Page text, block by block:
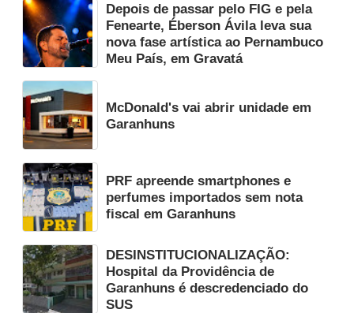
Depois de passar pelo FIG e pela
Fenearte, Éberson Ávila leva sua
nova fase artística ao Pernambuco
Meu País, em Gravatá
McDonald's vai abrir unidade em
Garanhuns
PRF apreende smartphones e
perfumes importados sem nota
fiscal em Garanhuns
DESINSTITUCIONALIZAÇÃO:
Hospital da Providência de
Garanhuns é descredenciado do
SUS